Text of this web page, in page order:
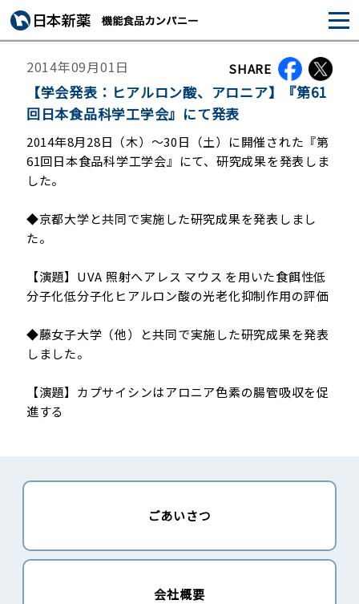
2014年09月01日 SHARE
【学会発表：ヒアルロン酸、アロニア】『第61
回日本食品科学工学会』にて発表
2014年8月28日（木）～30日（土）に開催された『第
61回日本食品科学工学会』にて、研究成果を発表しま
した。
◆京都大学と共同で実施した研究成果を発表しまし
た。
【演題】UVA 照射へアレス マウス を用いた食餌性低
分子化低分子化ヒアルロン酸の光老化抑制作用の評価
◆藤女子大学（他）と共同で実施した研究成果を発表
しました。
【演題】カプサイシンはアロニア色素の腸管吸収を促
進する
ごあいさつ
会社概要